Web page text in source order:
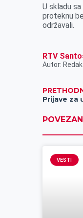
k
U skladu
proteknu
održavali.
RTV
Autor:
VESTI